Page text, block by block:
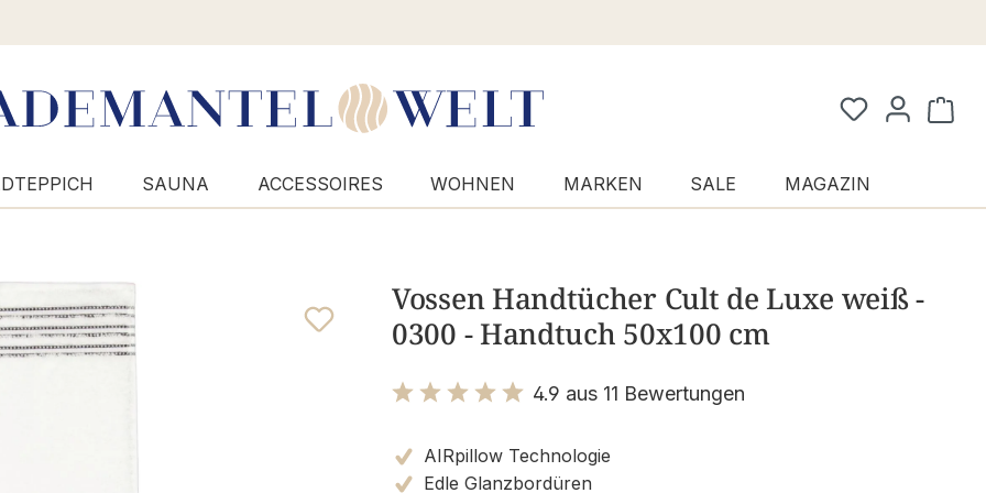
SAUNA ACCESSOIRES WOHNEN MARKEN SALE MAGAZIN
Vossen Handtücher Cult de Luxe weiß -
0300 - Handtuch 50x100 cm
4.9 aus 11 Bewertungen
AIRpillow Technologie
Edle Glanzbordüren